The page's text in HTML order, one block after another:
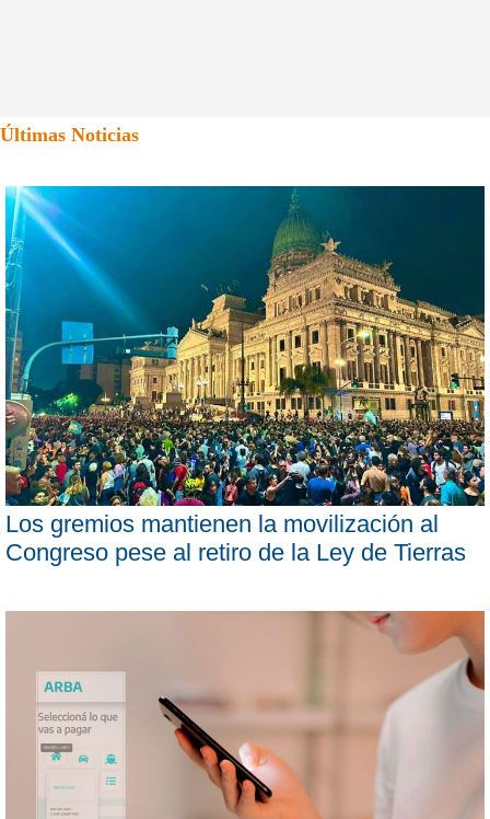
Últimas Noticias
Los gremios mantienen la movilización al
Congreso pese al retiro de la Ley de Tierras